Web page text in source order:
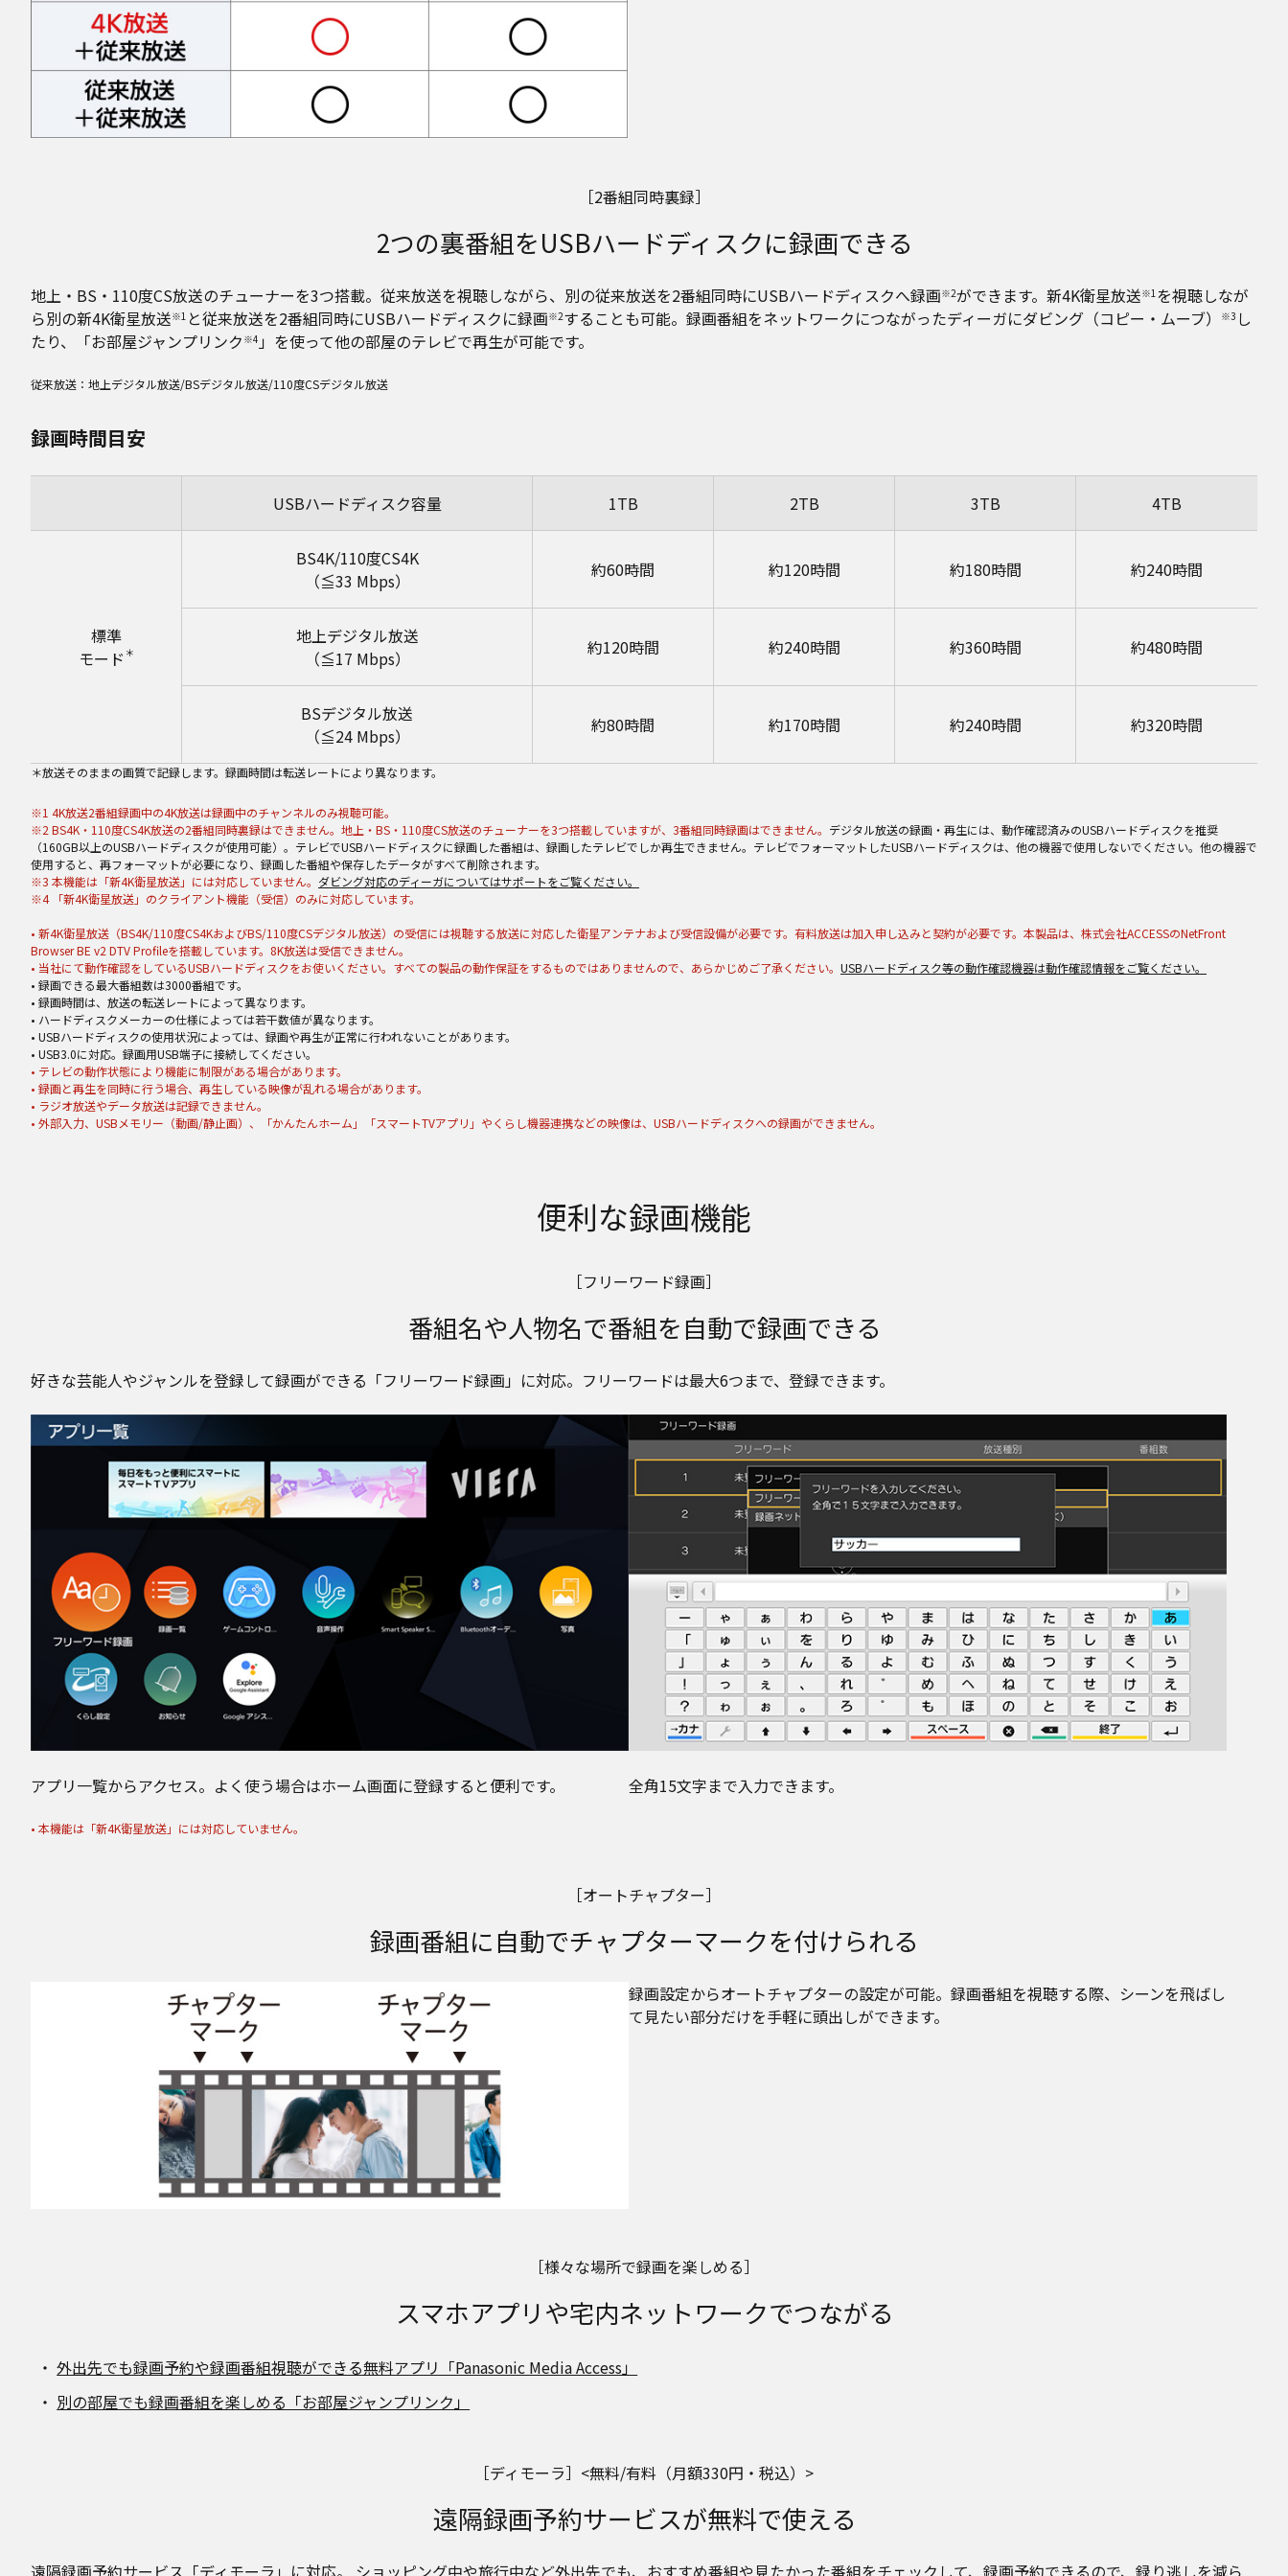
［2番組同時裏録］
2つの裏番組をUSBハードディスクに録画できる
地上・BS・110度CS放送のチューナーを3つ搭載。従来放送を視聴しながら、別の従来放送を2番組同時にUSBハードディスクへ録画※2ができます。新4K衛星放送※1を視聴しなが
ら別の新4K衛星放送※1 と従来放送を2番組同時にUSBハードディスクに録画※2することも可能。録画番組をネットワークにつながったディーガにダビング（コピー・ムーブ） ※3 し
たり、「お部屋ジャンプリンク ※4」を使って他の部屋のテレビで再生が可能です。
従来放送：地上デジタル放送/BSデジタル放送/110度CSデジタル放送
録画時間目安
USBハードディスク容量 1TB 2TB 3TB 4TB
標準
モード ＊
BS4K/110度CS4K
（≦33 Mbps）
約60時間 約120時間 約180時間 約240時間
地上デジタル放送
（≦17 Mbps）
約120時間 約240時間 約360時間 約480時間
BSデジタル放送
（≦24 Mbps）
約80時間 約170時間 約240時間 約320時間
＊放送そのままの画質で記録します。録画時間は転送レートにより異なります。
※1 4K放送2番組録画中の4K放送は録画中のチャンネルのみ視聴可能。
※2 BS4K・110度CS4K放送の2番組同時裏録はできません。地上・BS・110度CS放送のチューナーを3つ搭載していますが、3番組同時録画はできません。 デジタル放送の録画・再生には、動作確認済みのUSBハードディスクを推奨
（160GB以上のUSBハードディスクが使用可能）。テレビでUSBハードディスクに録画した番組は、録画したテレビでしか再生できません。テレビでフォーマットしたUSBハードディスクは、他の機器で使用しないでください。他の機器で
使用すると、再フォーマットが必要になり、録画した番組や保存したデータがすべて削除されます。
※3 本機能は「新4K衛星放送」には対応していません。 ダビング対応のディーガについてはサポートをご覧ください。
※4 「新4K衛星放送」のクライアント機能（受信）のみに対応しています。
• 新4K衛星放送（BS4K/110度CS4KおよびBS/110度CSデジタル放送）の受信には視聴する放送に対応した衛星アンテナおよび受信設備が必要です。有料放送は加入申し込みと契約が必要です。本製品は、株式会社ACCESSのNetFront
Browser BE v2 DTV Profileを搭載しています。8K放送は受信できません。
• 当社にて動作確認をしているUSBハードディスクをお使いください。すべての製品の動作保証をするものではありませんので、あらかじめご了承ください。 USBハードディスク等の動作確認機器は動作確認情報をご覧ください。
• 録画できる最大番組数は3000番組です。
• 録画時間は、放送の転送レートによって異なります。
• ハードディスクメーカーの仕様によっては若干数値が異なります。
• USBハードディスクの使用状況によっては、録画や再生が正常に行われないことがあります。
• USB3.0に対応。録画用USB端子に接続してください。
• テレビの動作状態により機能に制限がある場合があります。
• 録画と再生を同時に行う場合、再生している映像が乱れる場合があります。
• ラジオ放送やデータ放送は記録できません。
• 外部入力、USBメモリー（動画/静止画）、「かんたんホーム」「スマートTVアプリ」やくらし機器連携などの映像は、USBハードディスクへの録画ができません。
便利な録画機能
［フリーワード録画］
番組名や人物名で番組を自動で録画できる
好きな芸能人やジャンルを登録して録画ができる「フリーワード録画」に対応。フリーワードは最大6つまで、登録できます。
アプリ一覧からアクセス。よく使う場合はホーム画面に登録すると便利です。 全角15文字まで入力できます。
• 本機能は「新4K衛星放送」には対応していません。
［オートチャプター］
録画番組に自動でチャプターマークを付けられる
録画設定からオートチャプターの設定が可能。録画番組を視聴する際、シーンを飛ばし
て見たい部分だけを手軽に頭出しができます。
［様々な場所で録画を楽しめる］
スマホアプリや宅内ネットワークでつながる
外出先でも録画予約や録画番組視聴ができる無料アプリ「Panasonic Media Access」
別の部屋でも録画番組を楽しめる「お部屋ジャンプリンク」
［ディモーラ］<無料/有料（月額330円・税込）>
遠隔録画予約サービスが無料で使える
遠隔録画予約サービス「ディモーラ」に対応。 ショッピング中や旅行中など外出先でも、おすすめ番組や見たかった番組をチェックして、録画予約できるので、録り逃しを減ら